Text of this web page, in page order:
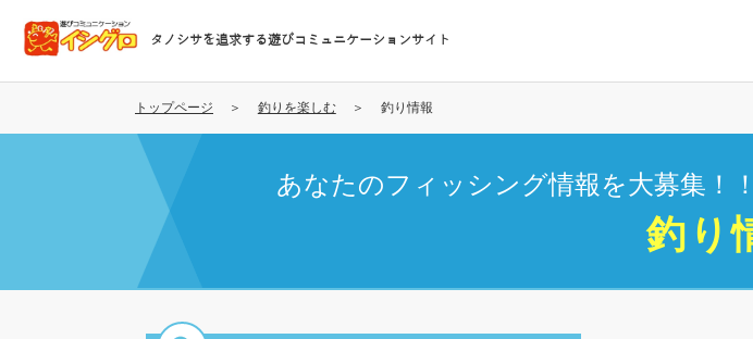
コ
テ
タノシサを追求する遊びコミュニケーションサイト
トップページ 釣りを楽しむ 釣り情報
あなたのフィッシング情報を大募集！
釣り